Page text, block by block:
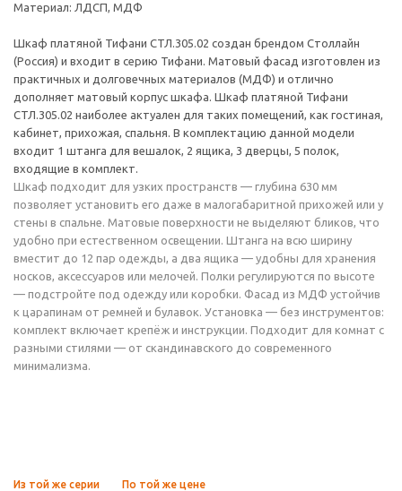
Материал: ЛДСП, МДФ
Шкаф платяной Тифани СТЛ.305.02 создан брендом Столлайн
(Россия) и входит в серию Тифани. Матовый фасад изготовлен из
практичных и долговечных материалов (МДФ) и отлично
дополняет матовый корпус шкафа. Шкаф платяной Тифани
СТЛ.305.02 наиболее актуален для таких помещений, как гостиная,
кабинет, прихожая, спальня. В комплектацию данной модели
входит 1 штанга для вешалок, 2 ящика, 3 дверцы, 5 полок,
входящие в комплект.
Шкаф подходит для узких пространств — глубина 630 мм
позволяет установить его даже в малогабаритной прихожей или у
стены в спальне. Матовые поверхности не выделяют бликов, что
удобно при естественном освещении. Штанга на всю ширину
вместит до 12 пар одежды, а два ящика — удобны для хранения
носков, аксессуаров или мелочей. Полки регулируются по высоте
— подстройте под одежду или коробки. Фасад из МДФ устойчив
к царапинам от ремней и булавок. Установка — без инструментов:
комплект включает крепёж и инструкции. Подходит для комнат с
разными стилями — от скандинавского до современного
минимализма.
Из той же серии По той же цене